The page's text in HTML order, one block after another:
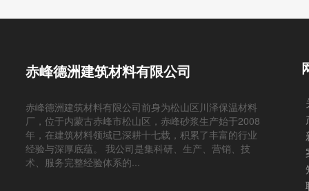
赤峰德洲建筑材料有限公司
赤峰德洲建筑材料有限公司前身为松山区川泽保温材料
厂，位于内蒙古赤峰市松山区，赤峰砂浆生产始于2008
年，在建筑材料领域已深耕十七载，积累了丰富的行业
经验与深厚底蕴。 我公司是集科研、生产、营销、技
术、服务完整经验体系的...